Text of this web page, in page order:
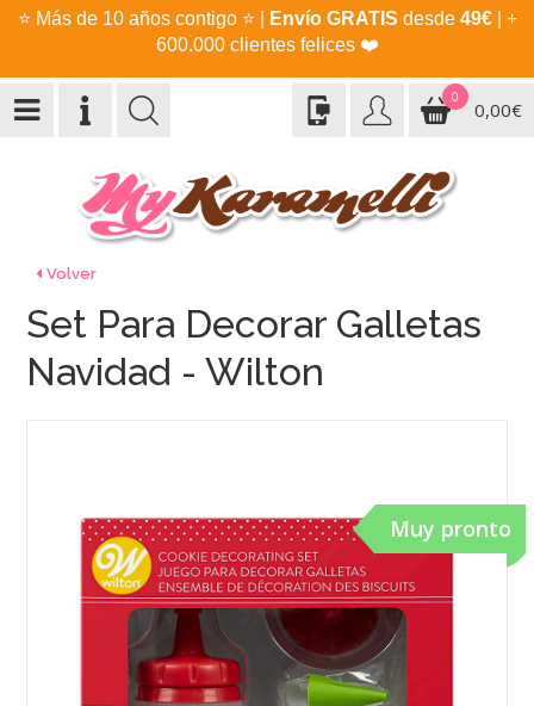
⭐ Más de 10 años contigo ⭐ Envío GRATIS desde 49€| +
600.000 clientes felices ❤️
0
0,00€
Volver
Muy pronto
Set Para Decorar Galletas
Navidad - Wilton